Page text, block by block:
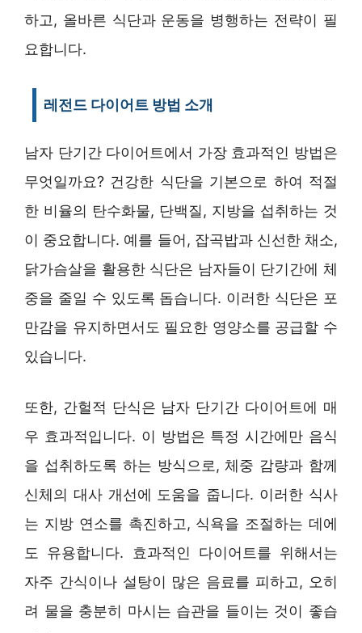
하고, 올바른 식단과 운동을 병행하는 전략이 필
요합니다.
레전드 다이어트 방법 소개
남자 단기간 다이어트에서 가장 효과적인 방법은
무엇일까요? 건강한 식단을 기본으로 하여 적절
한 비율의 탄수화물, 단백질, 지방을 섭취하는 것
이 중요합니다. 예를 들어, 잡곡밥과 신선한 채소,
닭가슴살을 활용한 식단은 남자들이 단기간에 체
중을 줄일 수 있도록 돕습니다. 이러한 식단은 포
만감을 유지하면서도 필요한 영양소를 공급할 수
있습니다.
또한, 간헐적 단식은 남자 단기간 다이어트에 매
우 효과적입니다. 이 방법은 특정 시간에만 음식
을 섭취하도록 하는 방식으로, 체중 감량과 함께
신체의 대사 개선에 도움을 줍니다. 이러한 식사
는 지방 연소를 촉진하고, 식욕을 조절하는 데에
도 유용합니다. 효과적인 다이어트를 위해서는
자주 간식이나 설탕이 많은 음료를 피하고, 오히
려 물을 충분히 마시는 습관을 들이는 것이 좋습